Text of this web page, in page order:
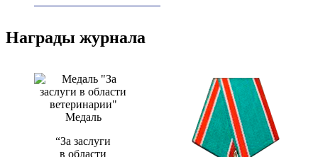
Награды журнала
Медаль
“За заслуги
в области